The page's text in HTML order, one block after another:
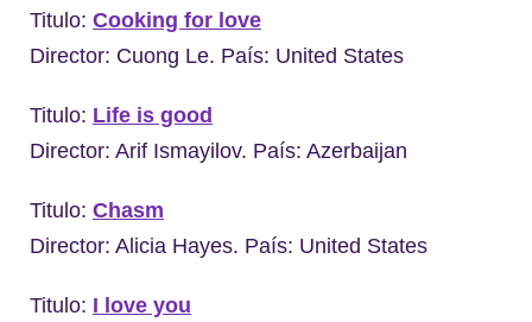
Titulo: Cooking for love
Director: Cuong Le. País: United States
Titulo: Life is good
Director: Arif Ismayilov. País: Azerbaijan
Titulo: Chasm
Director: Alicia Hayes. País: United States
Titulo: I love you